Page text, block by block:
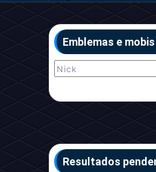
Emblemas e
Resultados